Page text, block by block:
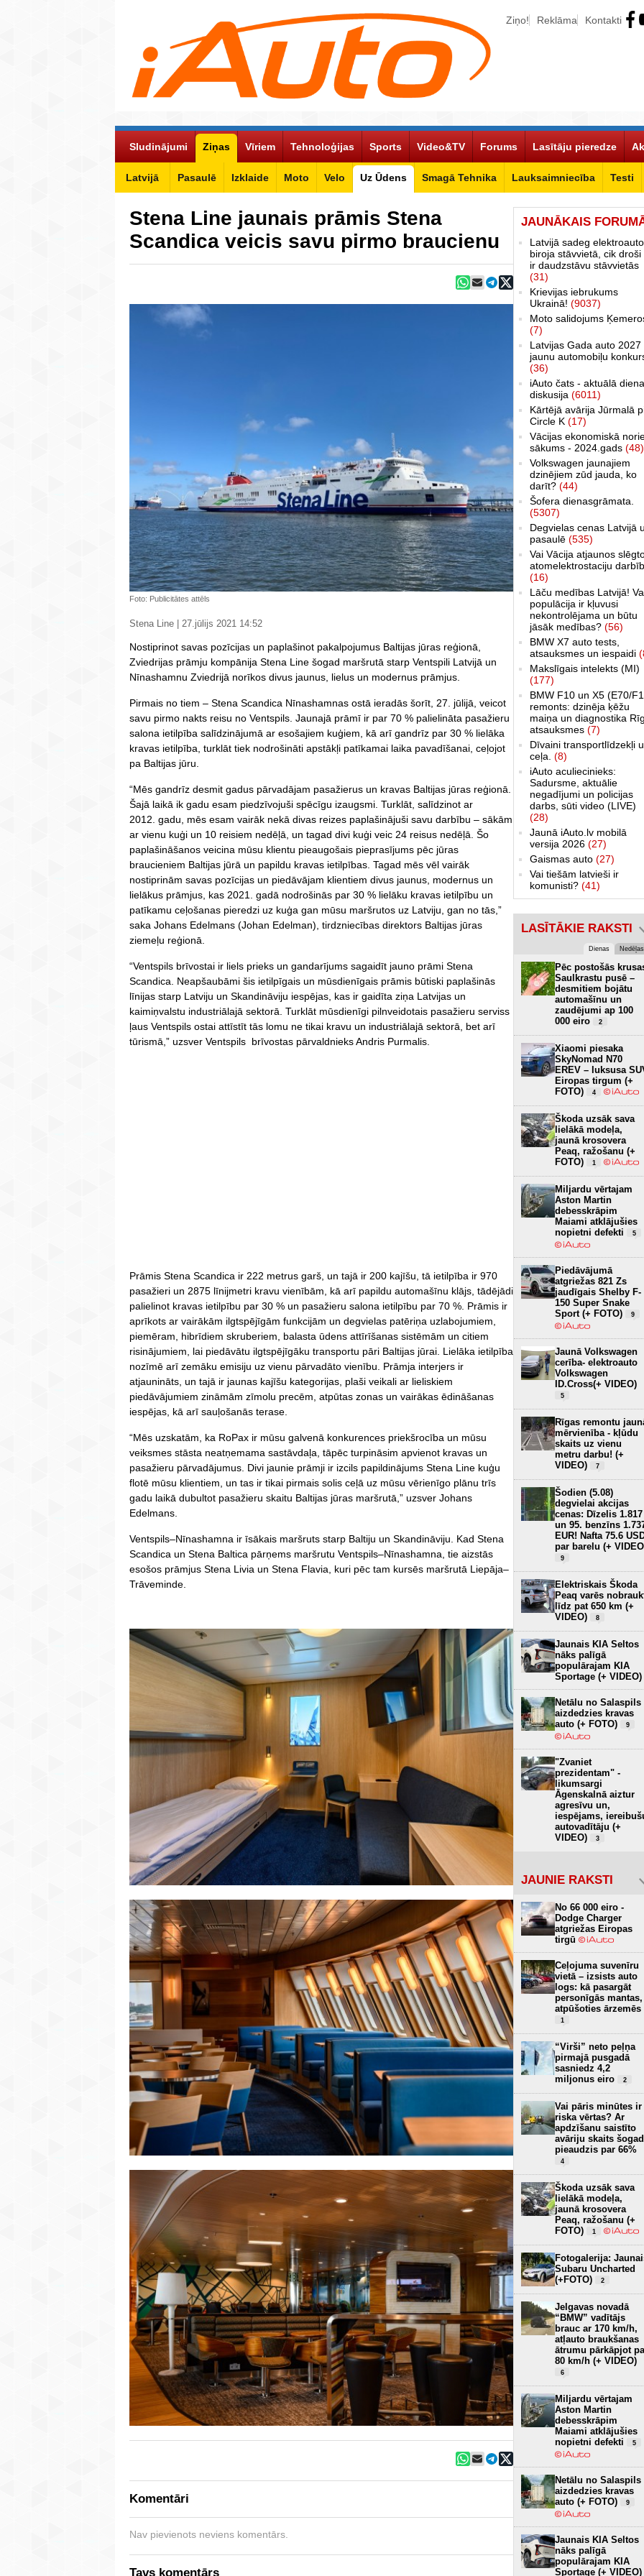
Ziņo! Reklāma Kontakti
Sludinājumi Ziņas
Latvijā Pasaulē Izklaide Moto Velo Uz Ūdens Smagā Tehnika Lauksaimniecība Testi
Vīriem Tehnoloģijas Sports Video&TV Forums Lasītāju pieredze
Stena Line jaunais prāmis Stena
Scandica veicis savu pirmo braucienu
Foto: Publicitātes attēls
Stena Line | 27.jūlijs 2021 14:52
Nostiprinot savas pozīcijas un paplašinot pakalpojumus Baltijas jūras reģionā,
Zviedrijas prāmju kompānija Stena Line šogad maršrutā starp Ventspili Latvijā un
Nīnashamnu Zviedrijā norīkos divus jaunus, lielus un modernus prāmjus.
Pirmais no tiem – Stena Scandica Nīnashamnas ostā ieradās šorīt, 27. jūlijā, veicot
savu pirmo nakts reisu no Ventspils. Jaunajā prāmī ir par 70 % palielināta pasažieru
salona ietilpība salīdzinājumā ar esošajiem kuģiem, kā arī gandrīz par 30 % lielāka
kravas ietilpība, turklāt tiek nodrošināti apstākļi patīkamai laika pavadīšanai, ceļojot
pa Baltijas jūru.
“Mēs gandrīz desmit gadus pārvadājam pasažierus un kravas Baltijas jūras reģionā.
Šajā laikā ik gadu esam piedzīvojuši spēcīgu izaugsmi. Turklāt, salīdzinot ar
2012. gadu, mēs esam vairāk nekā divas reizes paplašinājuši savu darbību – sākām
ar vienu kuģi un 10 reisiem nedēļā, un tagad divi kuģi veic 24 reisus nedēļā. Šo
paplašināšanos veicina mūsu klientu pieaugošais pieprasījums pēc jūras
braucieniem Baltijas jūrā un papildu kravas ietilpības. Tagad mēs vēl vairāk
nostiprinām savas pozīcijas un piedāvājam klientiem divus jaunus, modernus un
lielākus prāmjus, kas 2021. gadā nodrošinās par 30 % lielāku kravas ietilpību un
patīkamu ceļošanas pieredzi uz kuģa gan mūsu maršrutos uz Latviju, gan no tās,”
saka Johans Edelmans (Johan Edelman), tirdzniecības direktors Baltijas jūras
ziemeļu reģionā.
“Ventspils brīvostai ir liels prieks un gandarījums sagaidīt jauno prāmi Stena
Scandica. Neapšaubāmi šis ietilpīgais un mūsdienīgais prāmis būtiski paplašinās
līnijas starp Latviju un Skandināviju iespējas, kas ir gaidīta ziņa Latvijas un
kaimiņvalstu industriālajā sektorā. Turklāt mūsdienīgi pilnveidotais pasažieru serviss
ļaus Ventspils ostai attīstīt tās lomu ne tikai kravu un industriālajā sektorā, bet arī
tūrismā,” uzsver Ventspils brīvostas pārvaldnieks Andris Purmalis.
Prāmis Stena Scandica ir 222 metrus garš, un tajā ir 200 kajīšu, tā ietilpība ir 970
pasažieri un 2875 līnijmetri kravu vienībām, kā arī papildu automašīnu klājs, tādējādi
palielinot kravas ietilpību par 30 % un pasažieru salona ietilpību par 70 %. Prāmis ir
aprīkots ar vairākām ilgtspējīgām funkcijām un degvielas patēriņa uzlabojumiem,
piemēram, hibrīdiem skruberiem, balasta ūdens attīrīšanas sistēmām un citiem
risinājumiem, lai piedāvātu ilgtspējīgāku transportu pāri Baltijas jūrai. Lielāka ietilpība
nozīmē arī zemāku emisiju uz vienu pārvadāto vienību. Prāmja interjers ir
atjaunināts, un tajā ir jaunas kajīšu kategorijas, plaši veikali ar lieliskiem
piedāvājumiem zināmām zīmolu precēm, atpūtas zonas un vairākas ēdināšanas
iespējas, kā arī sauļošanās terase.
“Mēs uzskatām, ka RoPax ir mūsu galvenā konkurences priekšrocība un mūsu
veiksmes stāsta neatņemama sastāvdaļa, tāpēc turpināsim apvienot kravas un
pasažieru pārvadājumus. Divi jaunie prāmji ir izcils papildinājums Stena Line kuģu
flotē mūsu klientiem, un tas ir tikai pirmais solis ceļā uz mūsu vērienīgo plānu trīs
gadu laikā dubultot pasažieru skaitu Baltijas jūras maršrutā,” uzsver Johans
Edelmans.
Ventspils‒Nīnashamna ir īsākais maršruts starp Baltiju un Skandināviju. Kad Stena
Scandica un Stena Baltica pārņems maršrutu Ventspils‒Nīnashamna, tie aizstās
esošos prāmjus Stena Livia un Stena Flavia, kuri pēc tam kursēs maršrutā Liepāja–
Trāveminde.
Komentāri
Nav pievienots neviens komentārs.
Tavs komentārs
JAUNĀKAIS
Latvijā sadeg elektroauto
biroja stāvvietā, cik droši
ir daudzstāvu stāvvietās
(31)
Krievijas iebrukums
Ukrainā! (9037)
Moto salidojums
(7)
Latvijas Gada auto 2027
jaunu automobiļu
(36)
iAuto čats - aktuālā
diskusija (6011)
Kārtējā avārija Jūrmalā
Circle K (17)
Vācijas ekonomiskā
sākums - 2024.gads (48)
Volkswagen jaunajiem
dzinējiem zūd jauda, ko
darīt? (44)
Šofera dienasgrāmata.
(5307)
Degvielas cenas Latvijā
pasaulē (535)
Vai Vācija atjaunos
atomelektrostaciju
(16)
Lāču medības Latvijā!
populācija ir kļuvusi
nekontrolējama un būtu
jāsāk medības? (56)
BMW X7 auto tests,
atsauksmes un iespaidi
Makslīgais intelekts (MI)
(177)
BMW F10 un X5 (E70/
remonts: dzinēja ķēžu
maiņa un diagnostika
atsauksmes (7)
Dīvaini transportlīdzekļi
ceļa. (8)
iAuto aculiecinieks:
Sadursme, aktuālie
negadījumi un policijas
darbs, sūti video (LIVE)
(28)
Jaunā iAuto.lv mobilā
versija 2026 (27)
Gaismas auto (27)
Vai tiešām latvieši ir
komunisti? (41)
LASĪTĀKIE RAKSTI
Dienas Nedēļas
Pēc postošās
Saulkrastu pusē –
desmitiem bojātu
automašīnu un
zaudējumi ap 100
000 eiro
2
Xiaomi piesaka
SkyNomad N70
EREV – luksusa
Eiropas tirgum (+
FOTO)
4
Škoda uzsāk sava
lielākā modeļa,
jaunā krosovera
Peaq, ražošanu (+
FOTO)
1
Miljardu vērtajam
Aston Martin
debesskrāpim
Maiami atklājušies
nopietni defekti
5
Piedāvājumā
atgriežas 821 Zs
jaudīgais Shelby F-
150 Super Snake
Sport (+ FOTO)
9
Jaunā Volkswagen
cerība- elektroauto
Volkswagen
ID.Cross(+ VIDEO)
5
Rīgas remontu
mērvienība - kļūdu
skaits uz vienu
metru darbu! (+
VIDEO)
7
Šodien (5.08)
degvielai akcijas
cenas: Dīzelis 1.817
un 95. benzīns
EUR! Nafta 75.6
par barelu (+
9
Elektriskais Škoda
Peaq varēs
līdz pat 650 km (+
VIDEO)
8
Jaunais KIA Seltos
nāks palīgā
populārajam KIA
Sportage (+ VIDEO)
Netālu no Salaspils
aizdedzies kravas
auto (+ FOTO)
9
"Zvaniet
prezidentam" -
likumsargi
Āgenskalnā aiztur
agresīvu un,
iespējams,
autovadītāju (+
VIDEO)
3
JAUNIE RAKSTI
No 66 000 eiro -
Dodge Charger
atgriežas Eiropas
tirgū
Ceļojuma suvenīru
vietā – izsists auto
logs: kā pasargāt
personīgās mantas,
atpūšoties ārzemēs
1
“Virši” neto peļņa
pirmajā pusgadā
sasniedz 4,2
miljonus eiro
2
Vai pāris minūtes ir
riska vērtas? Ar
apdzīšanu saistīto
avāriju skaits šogad
pieaudzis par 66%
4
Škoda uzsāk sava
lielākā modeļa,
jaunā krosovera
Peaq, ražošanu (+
FOTO)
1
Fotogalerija:
Subaru Uncharted
(+FOTO)
2
Jelgavas novadā
“BMW” vadītājs
brauc ar 170 km/h,
atļauto braukšanas
ātrumu pārkāpjot
80 km/h (+ VIDEO)
6
Miljardu vērtajam
Aston Martin
debesskrāpim
Maiami atklājušies
nopietni defekti
5
Netālu no Salaspils
aizdedzies kravas
auto (+ FOTO)
9
Jaunais KIA Seltos
nāks palīgā
populārajam KIA
Sportage (+ VIDEO)